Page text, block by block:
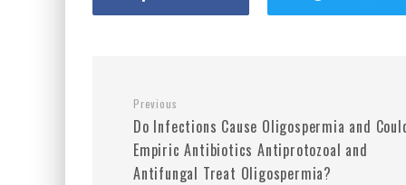
Previous
Do Infections Cause Oligospermia and
Empiric Antibiotics Antiprotozoal and
Antifungal Treat Oligospermia?